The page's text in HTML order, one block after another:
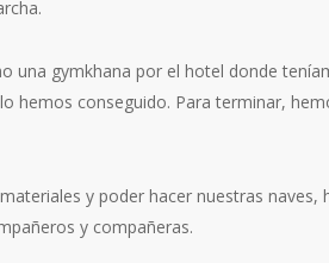
una gymkhana por el hotel donde
hemos conseguido. Para terminar,
y poder hacer nuestras
y compañeras.